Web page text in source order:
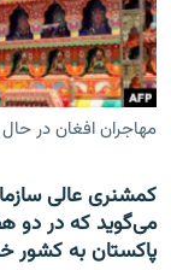
تماس
صفحه پشتو
Azadi English
به ما بپیوندید
مهاجران افغان در
پاکستان به کشور